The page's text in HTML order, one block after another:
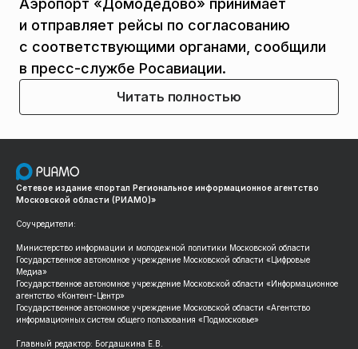
и отправляет рейсы по согласованию
с соответствующими органами, сообщили
в пресс-службе Росавиации.
Читать полностью
Сетевое издание «портал Региональное информационное агентство
Московской области (РИАМО)»
Соучредители:
Министерство информации и молодежной политики Московской области
Государственное автономное учреждение Московской области «Цифровые
Медиа»
Государственное автономное учреждение Московской области «Информационное
агентство «Контент-Центр»
Государственное автономное учреждение Московской области «Агентство
информационных систем общего пользования «Подмосковье»
Главный редактор: Богдашкина Е.В.